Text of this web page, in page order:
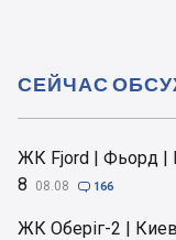
ЖК Fjord | Фьорд |
8
08.08  166
ЖК Оберіг-2 |
СЕЙЧАС